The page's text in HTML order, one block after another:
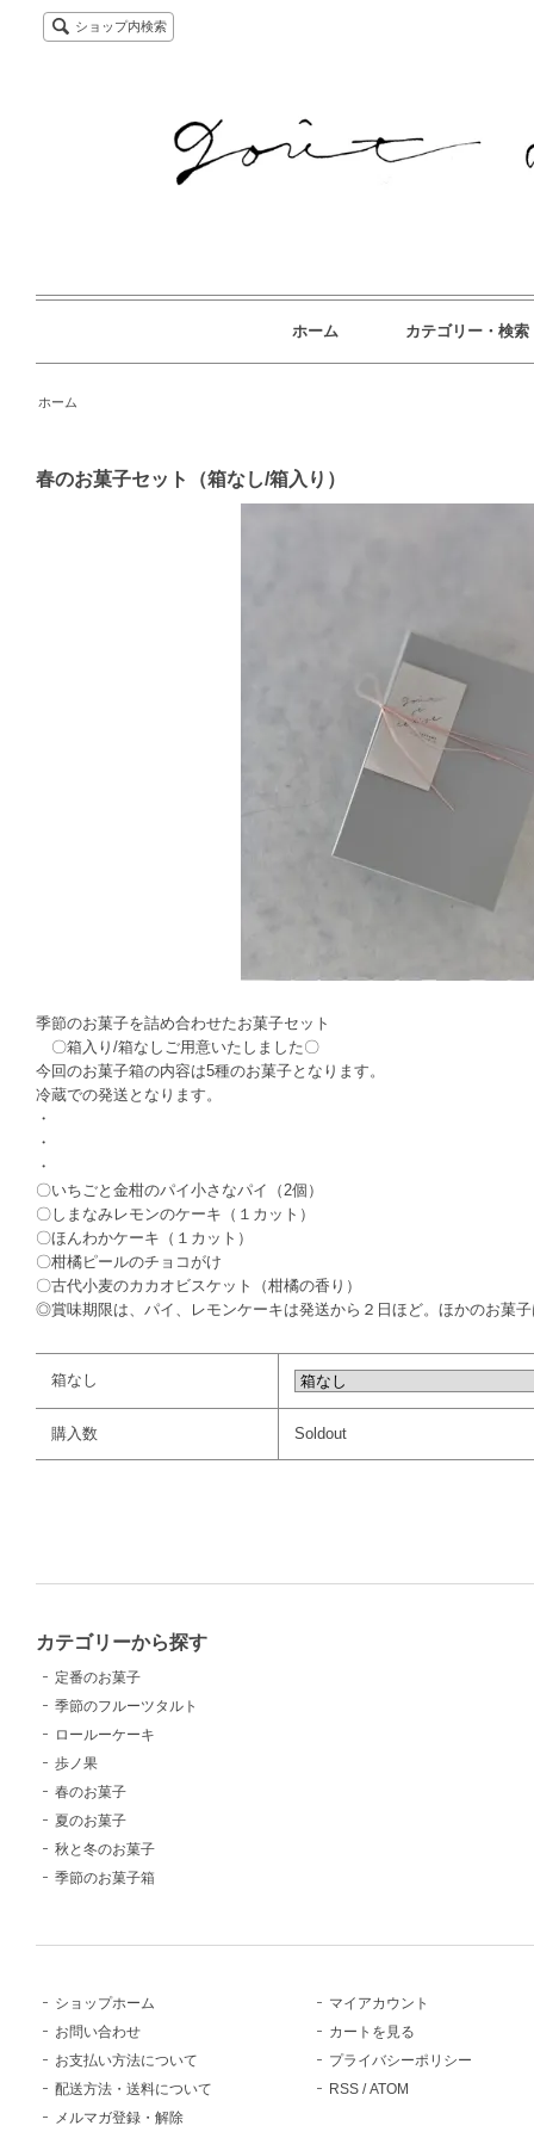
ショップ内検索
ホーム カテゴリー・検索
ホーム
春のお菓子セット（箱なし/箱入り）
季節のお菓子を詰め合わせたお菓子セット
〇箱入り/箱なしご用意いたしました〇
今回のお菓子箱の内容は5種のお菓子となります。
冷蔵での発送となります。
・
・
・
〇いちごと金柑のパイ小さなパイ（2個）
〇しまなみレモンのケーキ（１カット）
〇ほんわかケーキ（１カット）
〇柑橘ピールのチョコがけ
〇古代小麦のカカオビスケット（柑橘の香り）
◎賞味期限は、パイ、レモンケーキは発送から２日ほど。ほかのお菓
箱なし
購入数 Soldout
カテゴリーから探す
定番のお菓子
季節のフルーツタルト
ロールーケーキ
歩ノ果
春のお菓子
夏のお菓子
秋と冬のお菓子
季節のお菓子箱
ショップホーム
お問い合わせ
お支払い方法について
配送方法・送料について
メルマガ登録・解除
マイアカウント
カートを見る
プライバシーポリシー
RSS /ATOM